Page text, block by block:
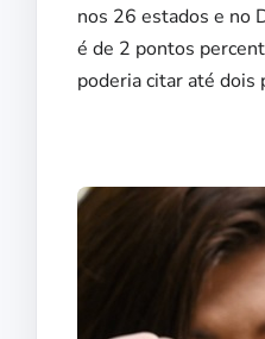
nos 26 estados e no
é de 2 pontos
poderia citar até dois